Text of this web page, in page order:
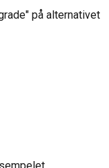
på alternativet